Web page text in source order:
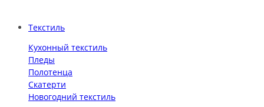
Текстиль
Кухонный текстиль
Пледы
Полотенца
Скатерти
Новогодний текстиль